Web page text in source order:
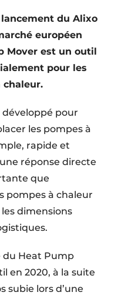
du Alixo
européen
Mover est un outil
pour les
chaleur.
pour
les pompes à
rapide et
réponse directe
que
pompes à chaleur
dimensions
Heat Pump
en 2020, à la suite
subie lors d’une